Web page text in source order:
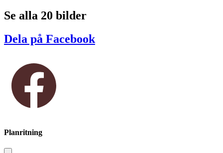
Se alla 20 bilder
Dela på Facebook
Planritning